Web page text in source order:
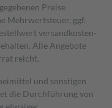
Preise
Mehrwertsteuer, ggf.
versand­kosten­
Alle Angebote
reicht.
und sonstigen
die Durchführung von